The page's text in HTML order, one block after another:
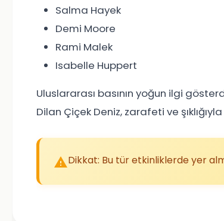
Salma Hayek
Demi Moore
Rami Malek
Isabelle Huppert
Uluslararası basının yoğun ilgi
Dilan Çiçek Deniz, zarafeti ve
Dikkat: Bu tür etkinliklerde yer